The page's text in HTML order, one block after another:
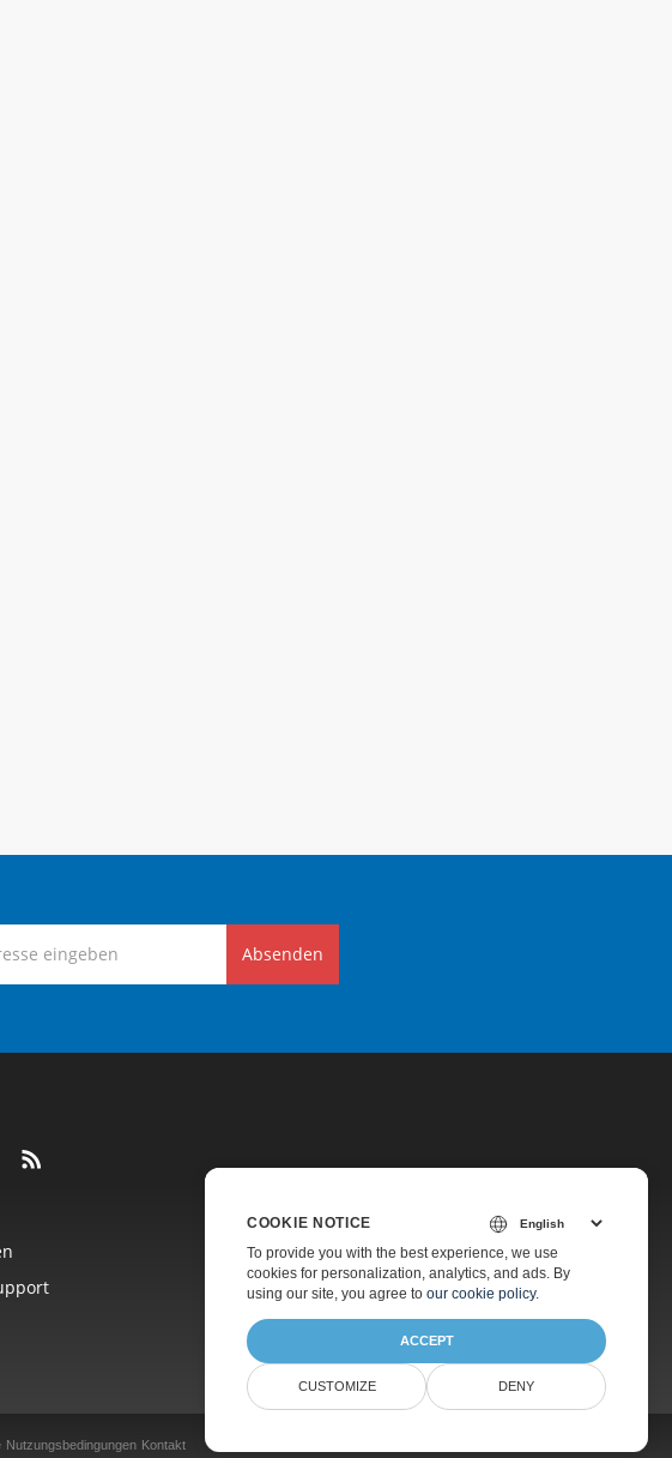
Absenden
Preise
Kostenpflichtiger Support
Über Uns
Nutzungsbedingungen Kontakt
COOKIE NOTICE
To provide you with the best experience, we use
cookies for personalization, analytics, and ads. By
using our site, you agree to our cookie policy.
ACCEPT
CUSTOMIZE DENY